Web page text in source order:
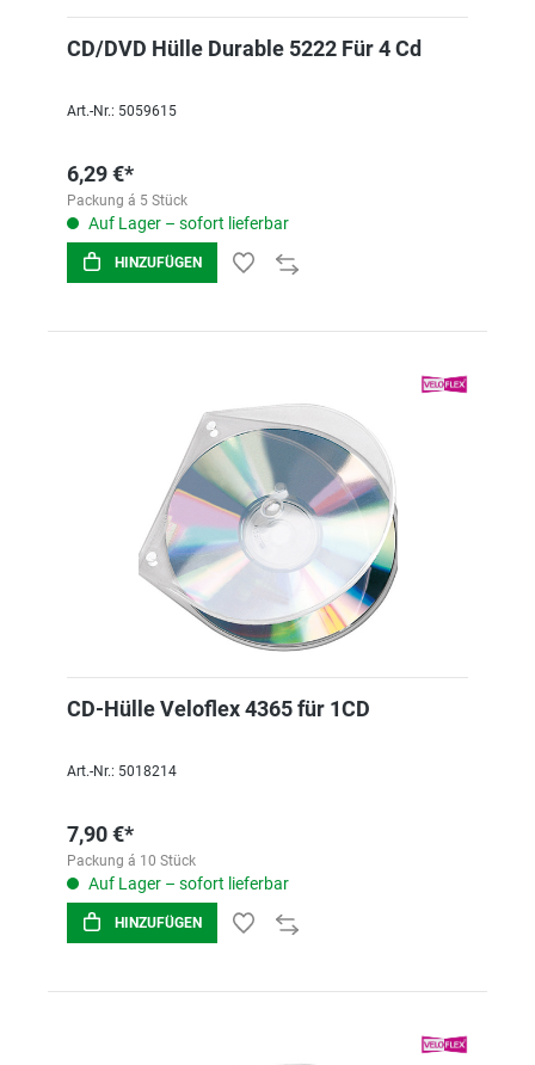
CD/DVD Hülle Durable 5222 Für 4 Cd
Art.-Nr.: 5059615
6,29 €*
Packung á 5 Stück
Auf Lager – sofort lieferbar
HINZUFÜGEN
CD-Hülle Veloflex 4365 für 1CD
Art.-Nr.: 5018214
7,90 €*
Packung á 10 Stück
Auf Lager – sofort lieferbar
HINZUFÜGEN